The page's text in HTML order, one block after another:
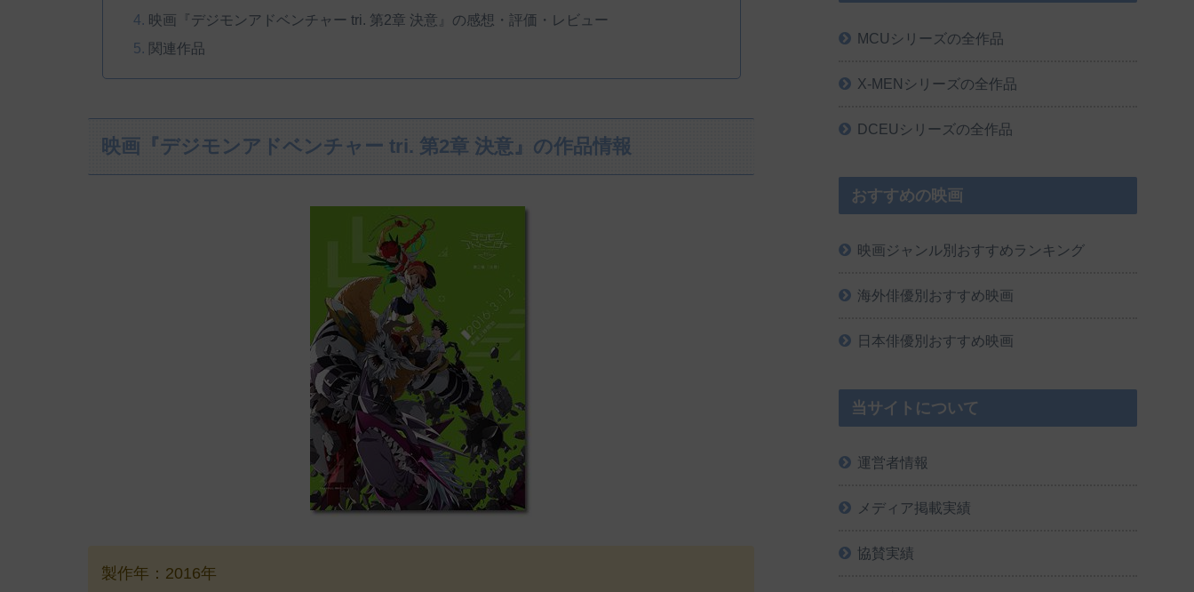
映画『デジモンアドベンチャー tri. 第2章 決意』の感想・評価・レビュー
関連作品
映画『デジモンアドベンチャー tri. 第2章 決意』の作品情報
製作年：2016年
MCUシリーズの全作品
X-MENシリーズの全作品
DCEUシリーズの全作品
おすすめの映画
映画ジャンル別おすすめランキング
海外俳優別おすすめ映画
日本俳優別おすすめ映画
当サイトについて
運営者情報
メディア掲載実績
協賛実績